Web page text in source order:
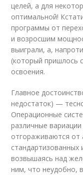
целей, а для
оптимальной!
программы от
и возросшим
выиграли, а,
(который пришлось
освоения.
Главное
недостаток) —
Операционные
различные
отгораживаются
стандартизованных
возвышаясь над
ним, что неудобно,